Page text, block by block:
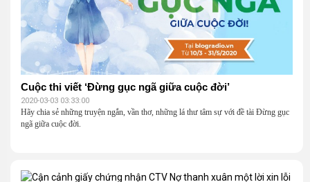
Cuộc thi viết ‘Đừng gục ngã giữa cuộc đời’
2020-03-03 03:33:00
Hãy chia sẻ những truyện ngắn, vần thơ, những lá thư tâm sự với đề tài Đừng gục
ngã giữa cuộc đời.